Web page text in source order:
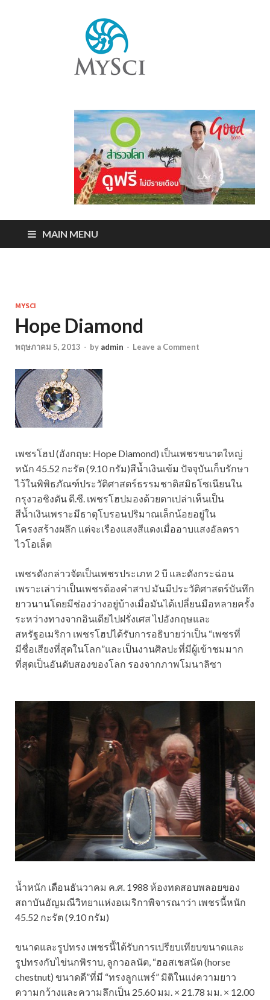
MAIN MENU
MYSCI
Hope Diamond
พฤษภาคม 5, 2013 - by admin - Leave a Comment
เพชรโฮป (อังกฤษ: Hope Diamond) เป็นเพชรขนาดใหญ่
หนัก 45.52 กะรัต (9.10 กรัม)สีน้ำเงินเข้ม ปัจจุบันเก็บรักษา
ไว้ในพิพิธภัณฑ์ประวัติศาสตร์ธรรมชาติสมิธโซเนียนใน
กรุงวอชิงตัน ดี.ซี. เพชรโฮปมองด้วยตาเปล่าเห็นเป็น
สีน้ำเงินเพราะมีธาตุโบรอนปริมาณเล็กน้อยอยู่ใน
โครงสร้างผลึก แต่จะเรืองแสงสีแดงเมื่ออาบแสงอัลตรา
ไวโอเล็ต
เพชรดังกล่าวจัดเป็นเพชรประเภท 2 บี และดังกระฉ่อน
เพราะเล่าว่าเป็นเพชรต้องคำสาป มันมีประวัติศาสตร์บันทึก
ยาวนานโดยมีช่องว่างอยู่บ้างเมื่อมันได้เปลี่ยนมือหลายครั้ง
ระหว่างทางจากอินเดียไปฝรั่งเศส ไปอังกฤษและ
สหรัฐอเมริกา เพชรโฮปได้รับการอธิบายว่าเป็น “เพชรที่
มีชื่อเสียงที่สุดในโลก”และเป็นงานศิลปะที่มีผู้เข้าชมมาก
ที่สุดเป็นอันดับสองของโลก รองจากภาพโมนาลิซา
น้ำหนัก เดือนธันวาคม ค.ศ. 1988 ห้องทดสอบพลอยของ
สถาบันอัญมณีวิทยาแห่งอเมริกาพิจารณาว่า เพชรนี้หนัก
45.52 กะรัต (9.10 กรัม)
ขนาดและรูปทรง เพชรนี้ได้รับการเปรียบเทียบขนาดและ
รูปทรงกับไข่นกพิราบ, ลูกวอลนัต, “ฮอสเชสนัต (horse
chestnut) ขนาดดี”ที่มี “ทรงลูกแพร์” มิติในแง่ความยาว
ความกว้างและความลึกเป็น 25.60 มม. × 21.78 มม. × 12.00